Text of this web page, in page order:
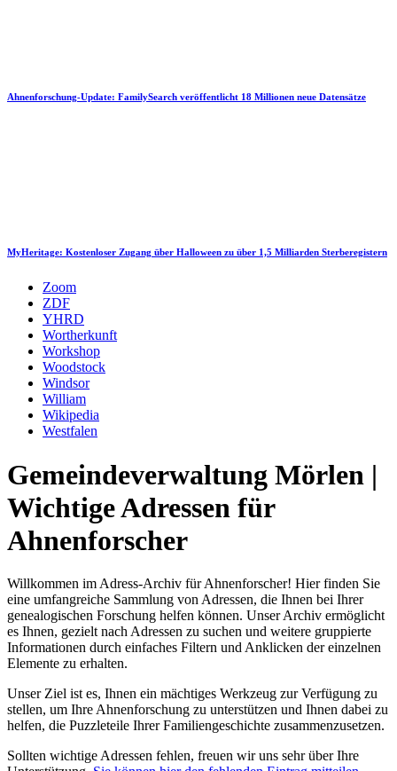
Ahnenforschung-Update: FamilySearch veröffentlicht 18 Millionen neue Datensätze
MyHeritage: Kostenloser Zugang über Halloween zu über 1,5 Milliarden Sterberegistern
Zoom
ZDF
YHRD
Wortherkunft
Workshop
Woodstock
Windsor
William
Wikipedia
Westfalen
Gemeindeverwaltung Mörlen |
Wichtige Adressen für
Ahnenforscher
Willkommen im Adress-Archiv für Ahnenforscher! Hier finden Sie
eine umfangreiche Sammlung von Adressen, die Ihnen bei Ihrer
genealogischen Forschung helfen können. Unser Archiv ermöglicht
es Ihnen, gezielt nach Adressen zu suchen und weitere gruppierte
Informationen durch einfaches Filtern und Anklicken der einzelnen
Elemente zu erhalten.
Unser Ziel ist es, Ihnen ein mächtiges Werkzeug zur Verfügung zu
stellen, um Ihre Ahnenforschung zu unterstützen und Ihnen dabei zu
helfen, die Puzzleteile Ihrer Familiengeschichte zusammenzusetzen.
Sollten wichtige Adressen fehlen, freuen wir uns sehr über Ihre